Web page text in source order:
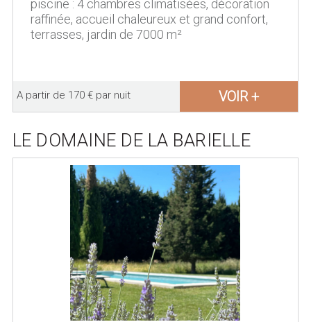
piscine : 4 chambres climatisées, décoration
raffinée, accueil chaleureux et grand confort,
terrasses, jardin de 7000 m²
A partir de 170 € par nuit VOIR +
LE DOMAINE DE LA BARIELLE